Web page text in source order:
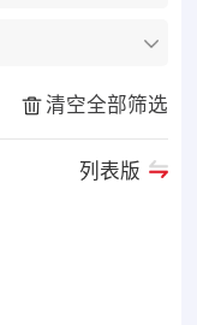
清空全部筛选
列表版